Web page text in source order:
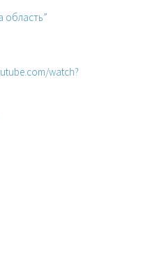
область”
watch?